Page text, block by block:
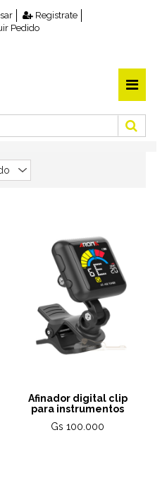
Registrate
Pedido
Afinador digital clip
para instrumentos
Gs 100.000